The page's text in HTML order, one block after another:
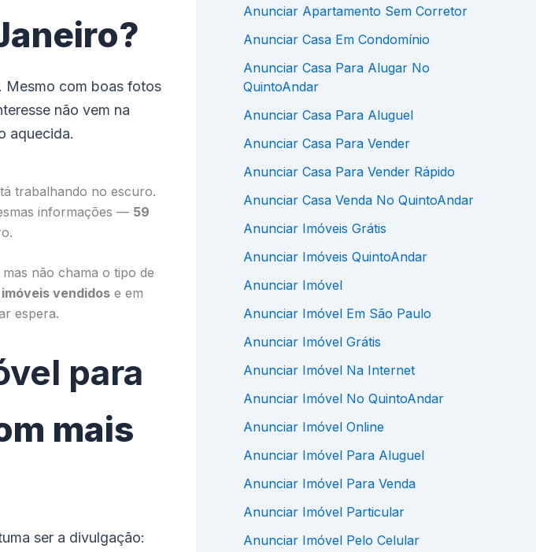
Mesmo com boas fotos
não vem na
aquecida.
trabalhando no escuro.
informações — 59
não chama o tipo de
imóveis vendidos e em
espera.
para
mais
ser a divulgação:
Anunciar Apartamento Sem Corretor
Anunciar Casa Em Condomínio
Anunciar Casa Para Alugar No
QuintoAndar
Anunciar Casa Para Aluguel
Anunciar Casa Para Vender
Anunciar Casa Para Vender Rápido
Anunciar Casa Venda No QuintoAndar
Anunciar Imóveis Grátis
Anunciar Imóveis QuintoAndar
Anunciar Imóvel
Anunciar Imóvel Em São Paulo
Anunciar Imóvel Grátis
Anunciar Imóvel Na Internet
Anunciar Imóvel No QuintoAndar
Anunciar Imóvel Online
Anunciar Imóvel Para Aluguel
Anunciar Imóvel Para Venda
Anunciar Imóvel Particular
Anunciar Imóvel Pelo Celular